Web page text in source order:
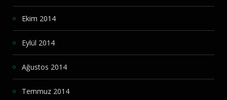
Ekim 2014
Eylül 2014
Ağustos 2014
Temmuz 2014